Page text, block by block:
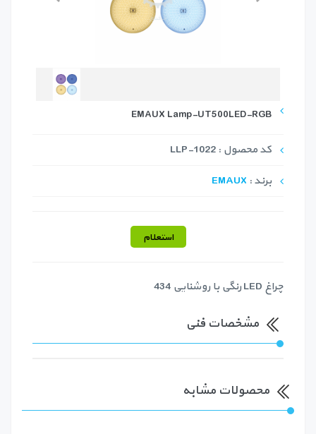
EMAUX Lamp-UT500LED-RGB
کد محصول : LLP-1022
برند : EMAUX
استعلام
چراغ LED رنگی با روشنایی 434
مشخصات فنی
محصولات مشابه